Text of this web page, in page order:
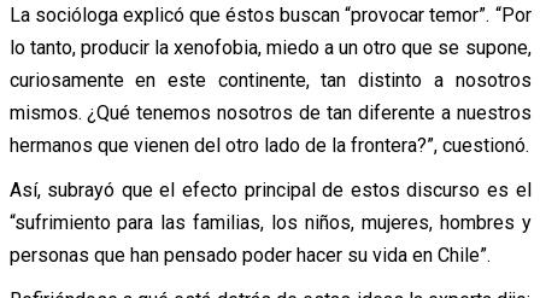
La socióloga explicó que éstos buscan “provocar temor”. “Por
lo tanto, producir la xenofobia, miedo a un otro que se supone,
curiosamente en este continente, tan distinto a nosotros
mismos. ¿Qué tenemos nosotros de tan diferente a nuestros
hermanos que vienen del otro lado de la frontera?”, cuestionó.
Así, subrayó queel efecto principal de estos discurso es el
“sufrimiento para las familias, los niños, mujeres, hombres y
personas que han pensado poder hacer su vida en Chile”.